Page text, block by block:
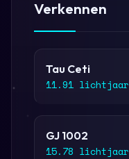
Verkennen
Tau Ceti
11.91 lichtjaar
GJ 1002
15.78 lichtjaar